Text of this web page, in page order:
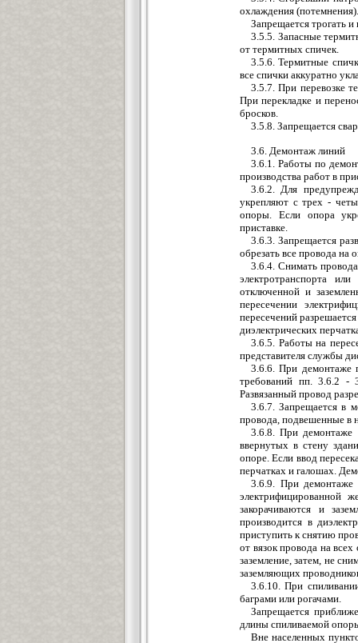
охлаждения (потемнения).
Запрещается трогать
3.5.5. Запасные
от термитных спичек.
3.5.6. Термитные
все спички аккуратно
3.5.7. При перевозке
При перекладке и
бросков.
3.5.8. Запрещается
3.6. Демонтаж линий
3.6.1. Работы по
производства работ в
3.6.2. Для
укрепляют с трех -
опоры. Если опора
приставке.
3.6.3. Запрещается
обрезать все провода на
3.6.4. Снимать
электротранспорта
отключенной и
пересечении
пересечений
диэлектрических
3.6.5. Работы на
представителя службы
3.6.6. При демонтаже
требований пп. 3.6.2 -
Развязанный провод
3.6.7. Запрещается в
провода, подвешенные в
3.6.8. При демонтаже
ввернутых в стену
опоре. Если ввод
перчатках и галошах.
3.6.9. При демонтаже
электрифицированной
закорачиваются и
производится в
приступить к снятию
от вязок провода на
заземление, затем, не
заземляющих
3.6.10. При
баграми или рогачами.
Запрещается
длины спиливаемой
Вне населенных